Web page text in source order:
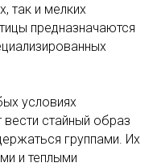
так и мелких
предназначаются
условиях
стайный образ
группами. Их
и теплыми